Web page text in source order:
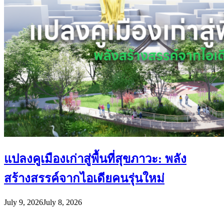
แปลงคูเมืองเก่าสู่พื้นที่สุขภาวะ: พลัง
สร้างสรรค์จากไอเดียคนรุ่นใหม่
July 9, 2026July 8, 2026